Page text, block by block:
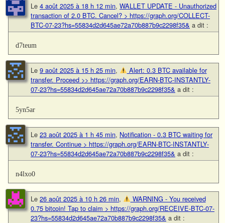
Le 4 août 2025 à 18 h 12 min, WALLET UPDATE - Unauthorized
transaction of 2.0 BTC. Cancel? > https://graph.org/COLLECT-
BTC-07-23?hs=55834d2d645ae72a70b887b9c2298f35& a dit :
d7teum
Le 9 août 2025 à 15 h 25 min,
Alert: 0.3 BTC available for
transfer. Proceed >> https://graph.org/EARN-BTC-INSTANTLY-
07-23?hs=55834d2d645ae72a70b887b9c2298f35& a dit :
5yn5ar
Le 23 août 2025 à 1 h 45 min, Notification - 0.3 BTC waiting for
transfer. Continue > https://graph.org/EARN-BTC-INSTANTLY-
07-23?hs=55834d2d645ae72a70b887b9c2298f35& a dit :
n4lxo0
Le 26 août 2025 à 10 h 26 min,
WARNING - You received
0.75 bitcoin! Tap to claim > https://graph.org/RECEIVE-BTC-07-
23?hs=55834d2d645ae72a70b887b9c2298f35& a dit :